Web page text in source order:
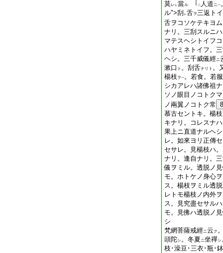
莫レ レ當ル 二 人道ニ一
ル">刮 レ舌ヲ三返ト
舌ヲコソケテキヨ
ナリ。三刮スルニ
マテスヘシトイフ
ハヤミネトイフ。
ヘシ。三千威儀經ニ
漱口 ト 。刮舌ナリト 。
楊枝ヲ一。若食。若
シカアレハ諸佛祖
ソノ眼目ノコトク
ノ兩翼ノコトク常 8
慕古セントキ。楊
キナリ。コレスナ
果上ニ直道ナルヘ
レ。如來ヨリ正傳
セサレ。見楊枝ハ
ナリ。逢自ナリ。
儀ヲミル。透脱ノ
モ。ホトケノ身心
ス。楊枝ヲミル透
レトモ楊枝ノ内外
ス。見究盡セサル
モ。見佛ハ透脱ノ
シ
梵網菩薩戒經ニ云 ク
頭陀シ。冬夏ニ坐禪シ
枝･澡豆･三衣･瓶･